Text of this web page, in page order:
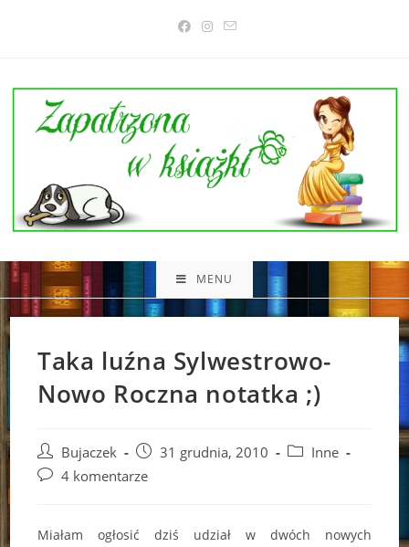
MENU
Taka luźna Sylwestrowo-
Nowo Roczna notatka ;)
Post
author:
Bujaczek
Post
published:
31 grudnia, 2010
PostInne
Post4 komentarze
Miałam ogłosić dziś udział w dwóch nowych